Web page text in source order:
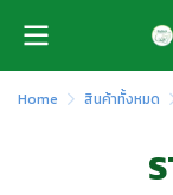
Home สินค้าทั้งหมด